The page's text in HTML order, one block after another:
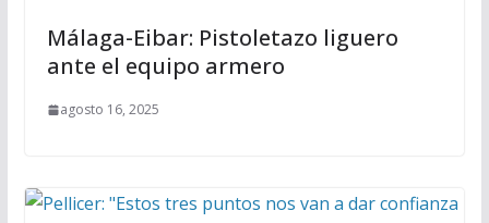
Málaga-Eibar: Pistoletazo liguero
ante el equipo armero
agosto 16, 2025